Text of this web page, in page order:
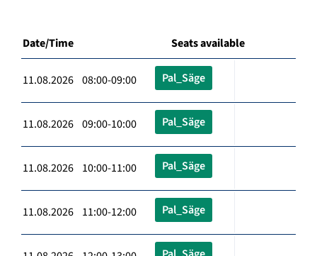
Date/Time Seats available
11.08.2026 08:00-09:00 Pal_Säge
11.08.2026 09:00-10:00 Pal_Säge
11.08.2026 10:00-11:00 Pal_Säge
11.08.2026 11:00-12:00 Pal_Säge